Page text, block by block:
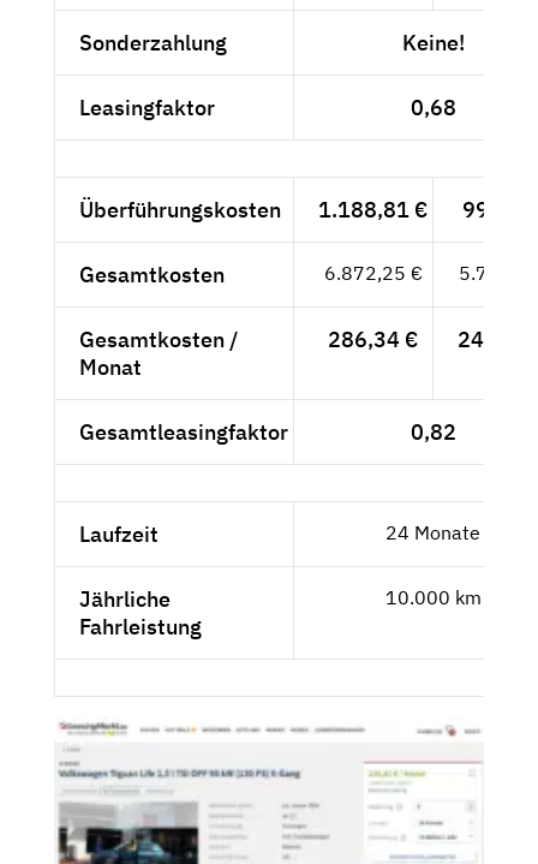
Sonderzahlung Keine!
Leasingfaktor 0,68
Überführungskosten 1.188,81 € 999,--
Gesamtkosten 6.872,25 € 5.775,--
Gesamtkosten /
Monat
286,34 € 240,63
Gesamtleasingfaktor 0,82
Laufzeit 24 Monate
Jährliche
Fahrleistung
10.000 km